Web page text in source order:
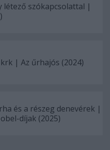
létező szókapcsolattal |
| Az űrhajós (2024)
és a részeg denevérek |
díjak (2025)